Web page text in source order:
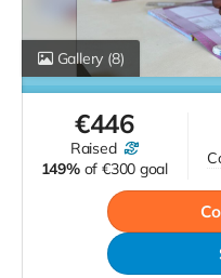
Gallery (8)
€446
raised
149% of €300 goal